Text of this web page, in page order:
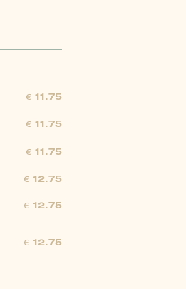
€ 11.75
€ 11.75
€ 11.75
€ 12.75
€ 12.75
€ 12.75